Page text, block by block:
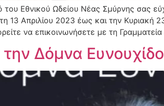
του Εθνικού Ωδείου Νέας Σμύρνης σας
13 Απριλίου 2023 έως και την Κυριακή
να επικοινωνήσετε με τη
Δόμνα